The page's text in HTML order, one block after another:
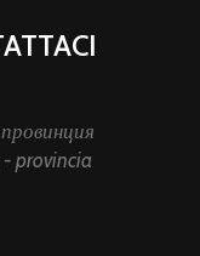
- provincia